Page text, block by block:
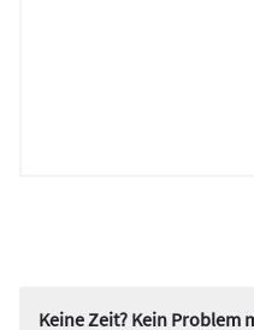
Keine Zeit? Kein Problem